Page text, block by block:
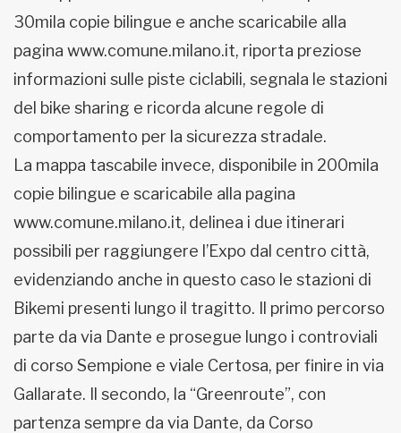
30mila copie bilingue e anche scaricabile alla
pagina www.comune.milano.it, riporta preziose
informazioni sulle piste ciclabili, segnala le stazioni
del bike sharing e ricorda alcune regole di
comportamento per la sicurezza stradale.
La mappa tascabile invece, disponibile in 200mila
copie bilingue e scaricabile alla pagina
www.comune.milano.it, delinea i due itinerari
possibili per raggiungere l’Expo dal centro città,
evidenziando anche in questo caso le stazioni di
Bikemi presenti lungo il tragitto. Il primo percorso
parte da via Dante e prosegue lungo i controviali
di corso Sempione e viale Certosa, per finire in via
Gallarate. Il secondo, la “Greenroute”, con
partenza sempre da via Dante, da Corso